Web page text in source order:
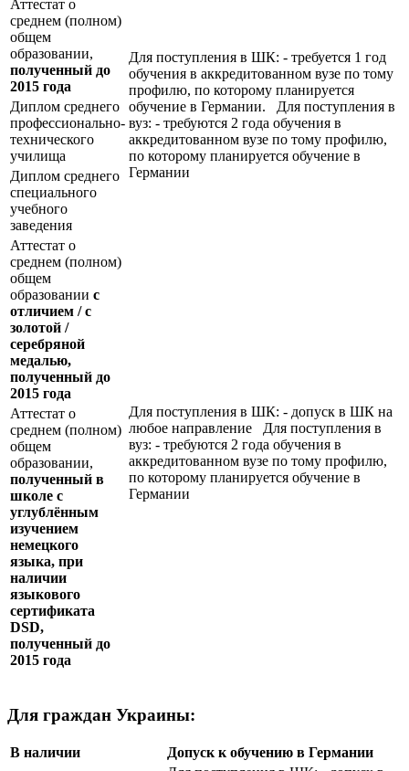
Аттестат о
среднем (полном)
общем
образовании,
полученный до
2015 года
Для поступления в ШК: - требуется 1 год
обучения в аккредитованном вузе по тому
профилю, по которому планируется
обучение в Германии. Для поступления в
вуз: - требуются 2 года обучения в
аккредитованном вузе по тому профилю,
по которому планируется обучение в
Германии
Диплом среднего
профессионально-
технического
училища
Диплом среднего
специального
учебного
заведения
Аттестат о
среднем (полном)
общем
образовании с
отличием / с
золотой /
серебряной
медалью,
полученный до
2015 года
Для поступления в ШК: - допуск в ШК на
любое направление Для поступления в
вуз: - требуются 2 года обучения в
аккредитованном вузе по тому профилю,
по которому планируется обучение в
Германии
Аттестат о
среднем (полном)
общем
образовании,
полученный в
школе с
углублённым
изучением
немецкого
языка, при
наличии
языкового
сертификата
DSD,
полученный до
2015 года
Для граждан Украины:
В наличии
Допуск к обучению в Германии